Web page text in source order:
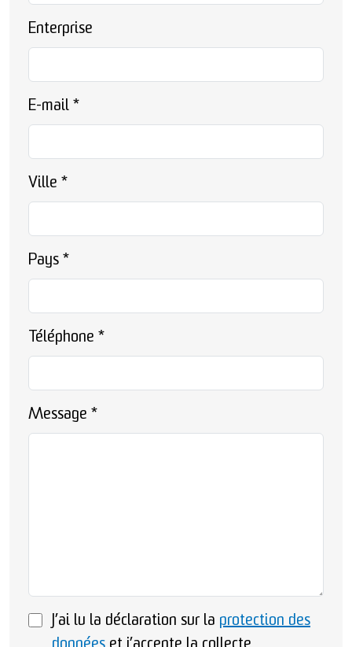
Enterprise
E-mail *
Ville *
Pays *
Téléphone *
Message *
J’ai lu la déclaration sur la protection des